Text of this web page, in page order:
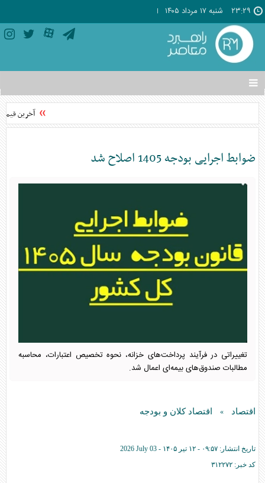
۲۳:۲۹ شنبه ۱۷ مرداد ۱۴۰۵
تغییر
وضعیت
منوی
ها
آخرین قیمت
ضوابط اجرایی بودجه 1405 اصلاح شد
تغییراتی در فرآیند پرداخت‌های خزانه، نحوه تخصیص اعتبارات، محاسبه
مطالبات صندوق‌های بیمه‌ای اعمال شد.
اقتصاد » اقتصاد کلان و بودجه
تاریخ انتشار: ۰۹:۵۷ - ۱۲ تير ۱۴۰۵ -
2026 July 03
کد خبر: ۳۱۲۲۷۲